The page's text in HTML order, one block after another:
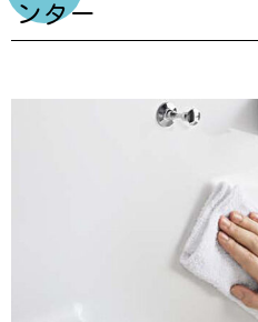
ンター